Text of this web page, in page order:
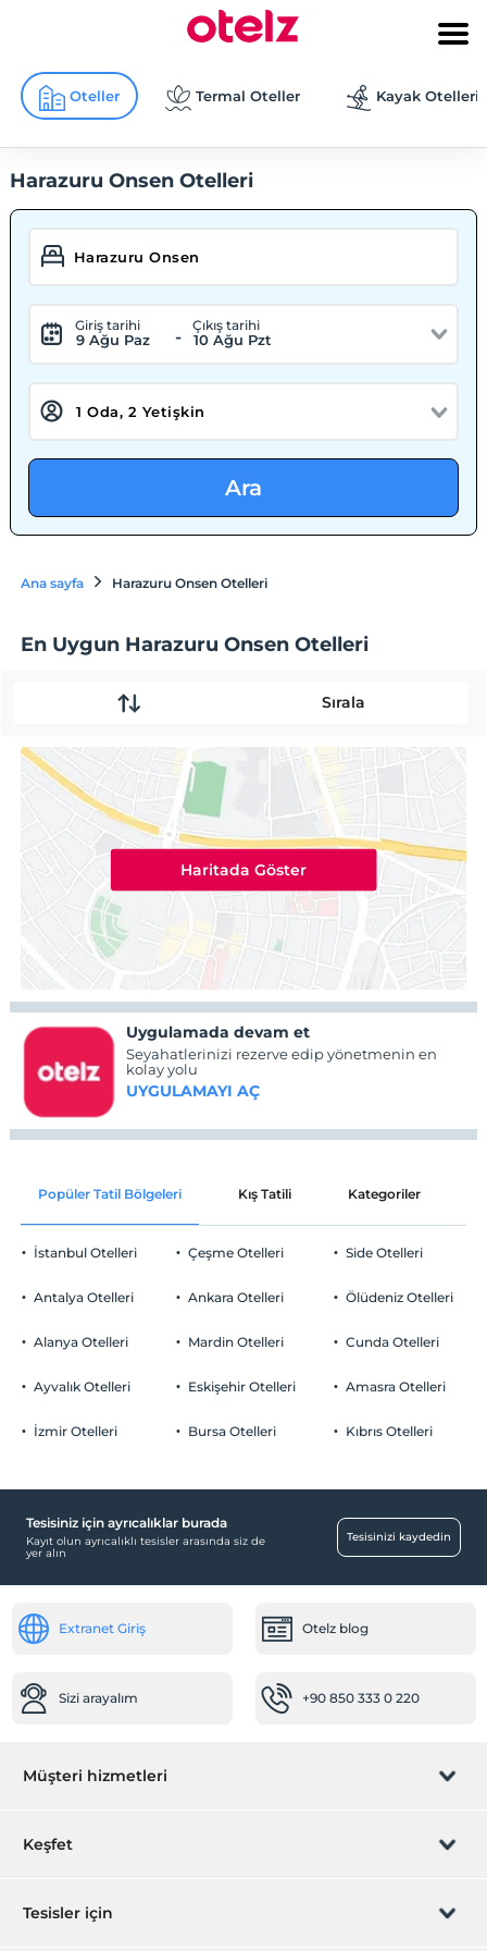
Oteller Termal Oteller Kayak Otelleri
Harazuru Onsen Otelleri
Giriş tarihi
9 Ağu Paz -
Çıkış tarihi
10 Ağu Pzt
Ara
Ana sayfa Harazuru Onsen Otelleri
En Uygun Harazuru Onsen Otelleri
Sırala
Haritada Göster
Uygulamada devam et
Seyahatlerinizi rezerve edip yönetmenin en
kolay yolu
UYGULAMAYI AÇ
Popüler Tatil Bölgeleri Kış Tatili Kategoriler
İstanbul Otelleri
Antalya Otelleri
Alanya Otelleri
Ayvalık Otelleri
İzmir Otelleri
Çeşme Otelleri
Ankara Otelleri
Mardin Otelleri
Eskişehir Otelleri
Bursa Otelleri
Side Otelleri
Ölüdeniz Otelleri
Cunda Otelleri
Amasra Otelleri
Kıbrıs Otelleri
Tesisiniz için ayrıcalıklar burada
Kayıt olun ayrıcalıklı tesisler arasında siz de
yer alın
Tesisinizi kaydedin
Extranet Giriş Otelz blog
Sizi arayalım +90 850 333 0 220
Müşteri hizmetleri
Rezervasyon yönet
Keşfet
Hediye Kart
Tesisler için